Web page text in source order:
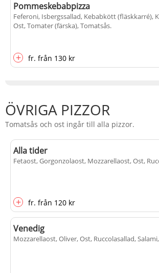
Pommeskebabpizza
Feferoni, Isbergssallad, Kebabkött (fläskkarré),
Ost, Tomater (färska), Tomatsås.
+ fr. från 130 kr
ÖVRIGA PIZZOR
Tomatsås och ost ingår till alla pizzor.
Alla tider
Fetaost, Gorgonzolaost, Mozzarellaost, Ost,
+ fr. från 120 kr
Venedig
Mozzarellaost, Oliver, Ost, Ruccolasallad,